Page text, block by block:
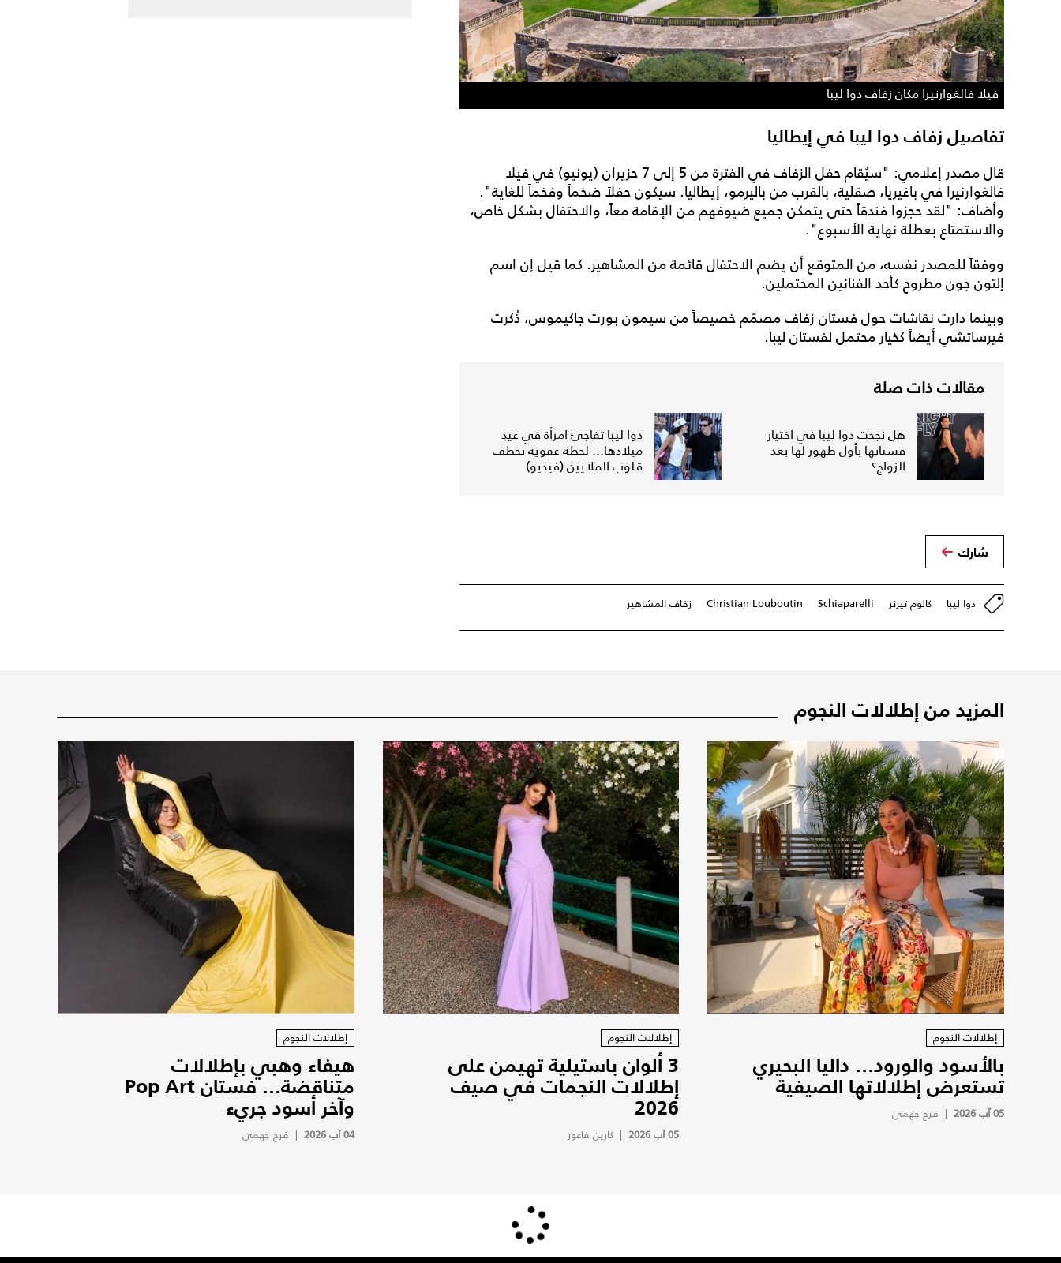
فيلا فالغوارنيرا مكان زفاف دوا ليبا
تفاصيل زفاف دوا ليبا في إيطاليا
قال مصدر إعلامي: "سيُقام حفل الزفاف في الفترة من 5 إلى 7 حزيران (يونيو) في فيلا
فالغوارنيرا في باغيريا، صقلية، بالقرب من باليرمو، إيطاليا. سيكون حفلاً ضخماً وفخماً للغاية".
وأضاف: "لقد حجزوا فندقاً حتى يتمكن جميع ضيوفهم من الإقامة معاً، والاحتفال بشكل خاص،
والاستمتاع بعطلة نهاية الأسبوع".
ووفقاً للمصدر نفسه، من المتوقع أن يضم الاحتفال قائمة من المشاهير. كما قيل إن اسم
إلتون جون مطروح كأحد الفنانين المحتملين.
وبينما دارت نقاشات حول فستان زفاف مصمّم خصيصاً من سيمون بورت جاكيموس، ذُكرت
فيرساتشي أيضاً كخيار محتمل لفستان ليبا.
مقالات ذات صلة
هل نجحت دوا ليبا في اختيار
فستانها بأول ظهور لها بعد
الزواج؟
دوا ليبا تفاجئ امرأة في عيد
ميلادها... لحظة عفوية تخطف
قلوب الملايين (فيديو)
شارك
دوا ليبا كالوم تيرنر Schiaparelli
Christian Louboutin زفاف المشاهير
المزيد من إطلالات النجوم
إطلالات النجوم
بالأسود والورود... داليا البحيري
تستعرض إطلالاتها الصيفية
05 آب 2026 | فرح جهمي
إطلالات النجوم
3 ألوان باستيلية تهيمن على
إطلالات النجمات في صيف
2026
05 آب 2026 | كارين فاعور
إطلالات النجوم
هيفاء وهبي بإطلالات
متناقضة... فستان Pop Art
وآخر أسود جريء
04 آب 2026 | فرح جهمي